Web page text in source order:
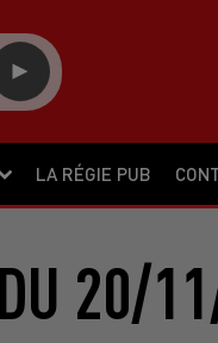
LA RÉGIE PUB
20/